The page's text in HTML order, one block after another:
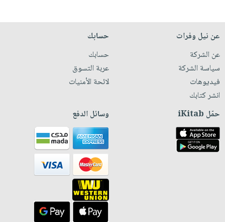
عن نيل وفرات
عن الشركة
سياسة الشركة
فيديوهات
انشر كتابك
حسابك
حسابك
عربة التسوق
لائحة الأمنيات
حمّل iKitab وسائل الدفع